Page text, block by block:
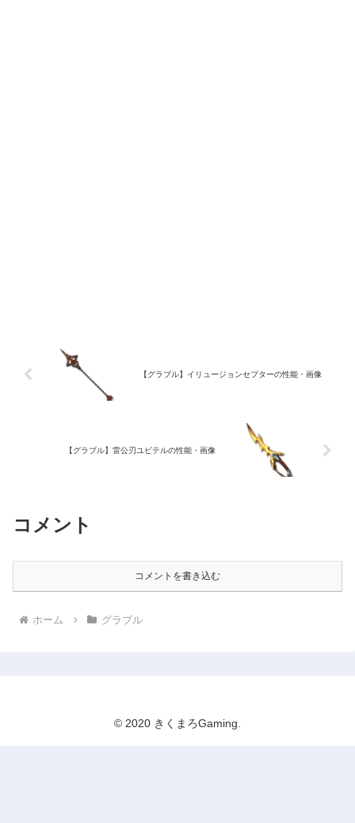
【グラブル】イリュージョンセプターの性能・画像
【グラブル】雷公刃ユピテルの性能・画像
コメント
コメントを書き込む
ホーム グラブル
© 2020 きくまろGaming.